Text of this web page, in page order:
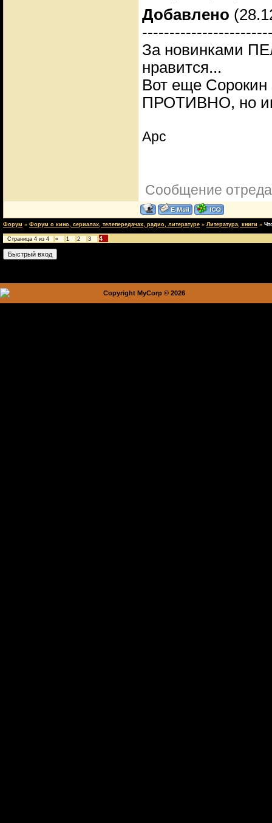
Добавлено
За новинками
нравится...
Вот еще
ПРОТИВНО, но
Арс
Сообщение
Форум » Форум о кино, сериалах, телепередачах, радио, литературе » Литература, книги »
Страница 4 из 4 « 1 2 3 4
Copyright MyCorp © 2026